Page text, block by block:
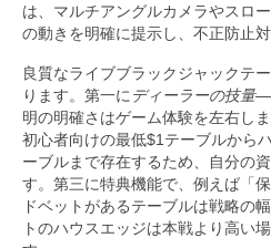
は、マルチアングルカメラやスロ
の動きを明確に提示し、不正防止
良質なライブブラックジャックテ
ります。第一にディーラーの技量—
明の明確さはゲーム体験を左右し
初心者向けの最低$1テーブルから
ーブルまで存在するため、自分の
す。第三に特典機能で、例えば「
ドベットがあるテーブルは戦略の
トのハウスエッジは本戦より高い